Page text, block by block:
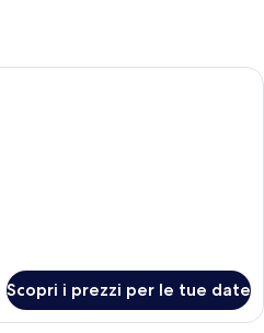
Una camera d'albergo moderna con
Scopri i prezzi per le tue date